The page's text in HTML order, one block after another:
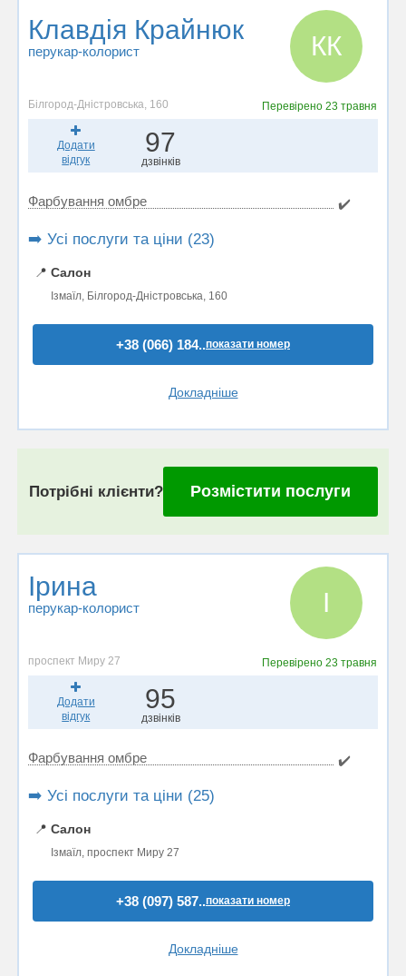
Клавдія Крайнюк
перукар-колорист КК
Білгород-Дністровська, 160 Перевірено23 травня
Додати
відгук
97
дзвінків
Фарбування омбре ✔️
➡️ Усі послуги та ціни (23)
📍 Салон
Ізмаїл, Білгород-Дністровська, 160
+38 (066) 184..показати номер
Докладніше
Потрібні клієнти? Розмістити послуги
Ірина
перукар-колорист І
проспект Миру 27 Перевірено23 травня
Додати
відгук
95
дзвінків
Фарбування омбре ✔️
➡️ Усі послуги та ціни (25)
📍 Салон
Ізмаїл, проспект Миру 27
+38 (097) 587..показати номер
Докладніше